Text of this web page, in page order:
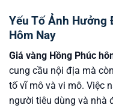
Yếu Tố Ảnh Hưởng
Hôm Nay
Giá vàng Hồng Phúc
cung cầu nội địa mà
tố vĩ mô và vi mô. Việc
người tiêu dùng và nhà